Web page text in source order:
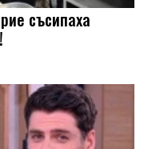
съсипаха